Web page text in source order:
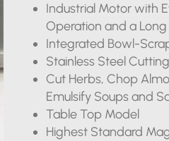
Industrial Motor with
Operation and a Long
Integrated Bowl-
Stainless Steel
Cut Herbs, Chop
Emulsify Soups and
Table Top Model
Highest Standard